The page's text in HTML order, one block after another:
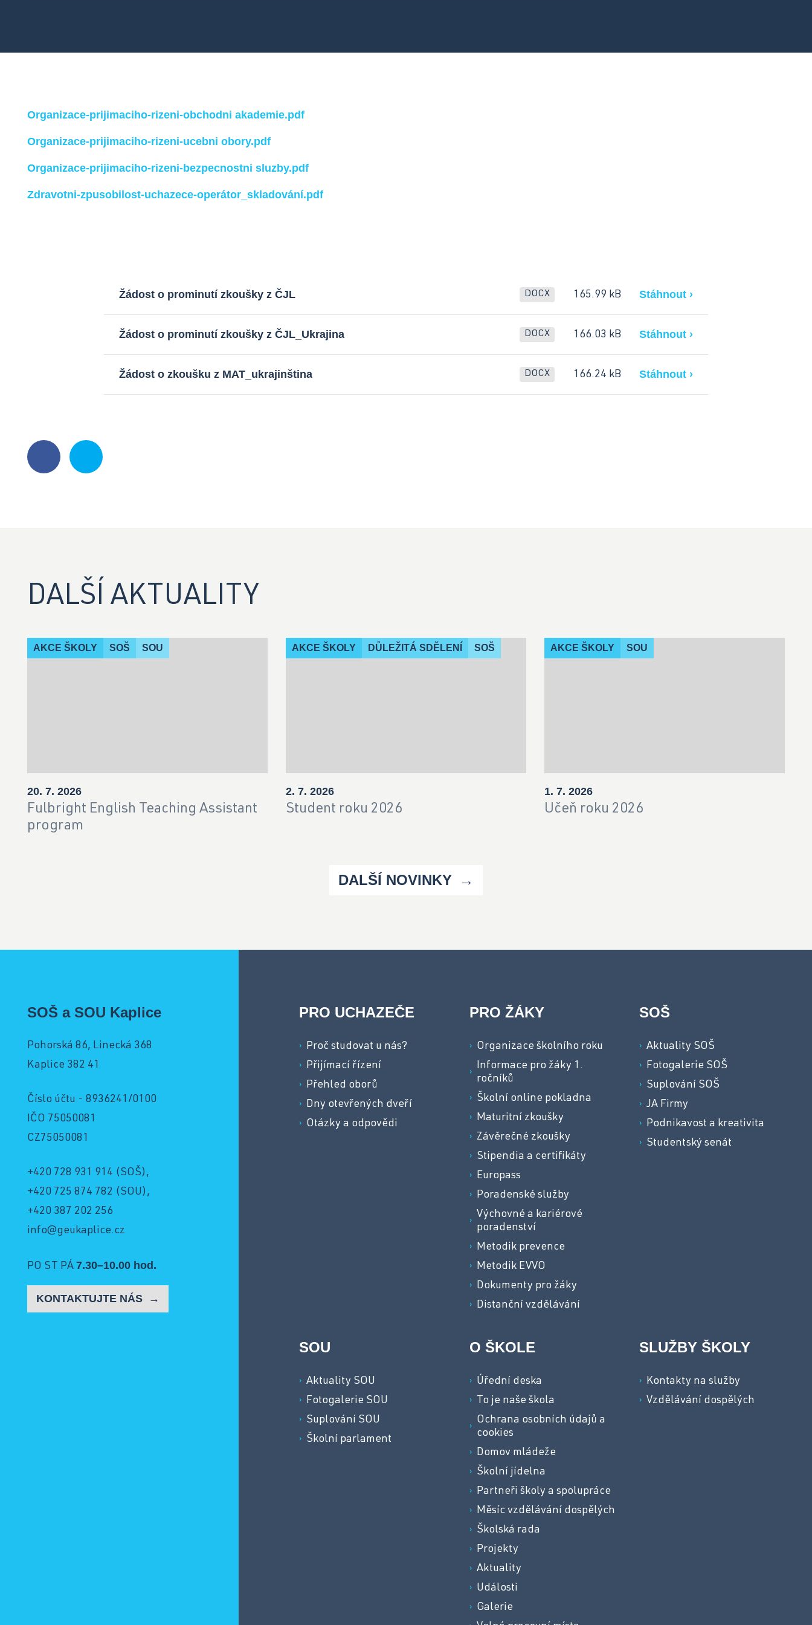
Organizace-prijimaciho-rizeni-obchodni akademie.pdf
Organizace-prijimaciho-rizeni-ucebni obory.pdf
Organizace-prijimaciho-rizeni-bezpecnostni sluzby.pdf
Zdravotni-zpusobilost-uchazece-operátor_skladování.pdf
Žádost o prominutí zkoušky z ČJL DOCX 165.99 kB Stáhnout ›
Žádost o prominutí zkoušky z ČJL_Ukrajina DOCX 166.03 kB Stáhnout ›
Žádost o zkoušku z MAT_ukrajinština DOCX 166.24 kB Stáhnout ›
DALŠÍ AKTUALITY
AKCE ŠKOLY SOŠ SOU
20. 7. 2026
Fulbright English Teaching Assistant
program
AKCE ŠKOLY DŮLEŽITÁ SDĚLENÍ SOŠ
2. 7. 2026
Student roku 2026
AKCE ŠKOLY SOU
1. 7. 2026
Učeň roku 2026
DALŠÍ NOVINKY
SOŠ a SOU Kaplice
Pohorská 86, Linecká 368
Kaplice 382 41
Číslo účtu - 8936241/0100
IČO 75050081
CZ75050081
+420 728 931 914 (SOŠ),
+420 725 874 782 (SOU),
+420 387 202 256
info@geukaplice.cz
PO ST PÁ 7.30–10.00 hod.
KONTAKTUJTE NÁS
PRO UCHAZEČE
Proč studovat u nás?
Přijímací řízení
Přehled oborů
Dny otevřených dveří
Otázky a odpovědi
PRO ŽÁKY
Organizace školního roku
Informace pro žáky 1.
ročníků
Školní online pokladna
Maturitní zkoušky
Závěrečné zkoušky
Stipendia a certifikáty
Europass
Poradenské služby
Výchovné a kariérové
poradenství
Metodik prevence
Metodik EVVO
Dokumenty pro žáky
Distanční vzdělávání
SOŠ
Aktuality SOŠ
Fotogalerie SOŠ
Suplování SOŠ
JA Firmy
Podnikavost a kreativita
Studentský senát
SOU
Aktuality SOU
Fotogalerie SOU
Suplování SOU
Školní parlament
O ŠKOLE
Úřední deska
To je naše škola
Ochrana osobních údajů a
cookies
Domov mládeže
Školní jídelna
Partneři školy a spolupráce
Měsíc vzdělávání dospělých
Školská rada
Projekty
Aktuality
Události
Galerie
SLUŽBY ŠKOLY
Kontakty na služby
Vzdělávání dospělých